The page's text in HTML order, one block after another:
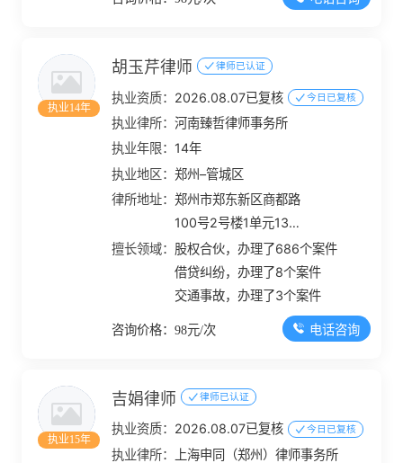
执业14年
胡玉芹律师 律师已认证
执业资质： 2026.08.07已复核 今日已复核
执业律所：河南臻哲律师事务所
执业年限： 14年
执业地区：郑州–管城区
律所地址：郑州市郑东新区商都路
100号2号楼1单元13层
1302、1303号
擅长领域： 股权合伙，办理了686个案件
借贷纠纷，办理了8个案件
交通事故，办理了3个案件
咨询价格：98元/次 电话咨询
执业15年
吉娟律师 律师已认证
执业资质： 2026.08.07已复核 今日已复核
执业律所：
上海申同（郑州）律师事务所